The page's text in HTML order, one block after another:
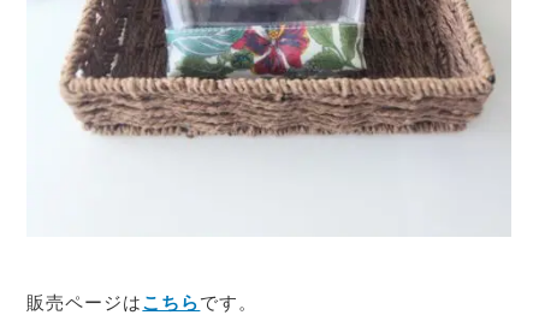
販売ページはこちらです。